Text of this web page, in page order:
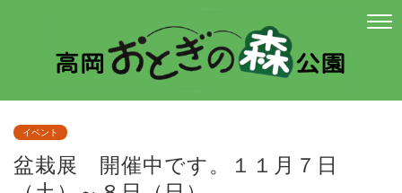
イベント
盆栽展 開催中です。１１月７日